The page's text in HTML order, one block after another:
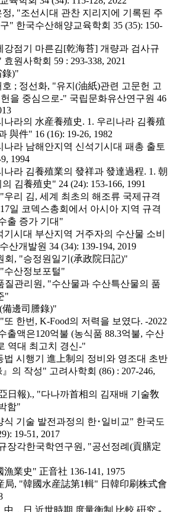
정, "조선시대 관찬 지리지에 기록된 주
" 한국수산해양교육학회 35 (35): 150-
강점기 마른김[乾海苔] 개량과 검사규
원사학회 59 : 293-338, 2021
錄)"
호 ; 정선화, "유지(油紙)관련 고문헌 고
을 중심으로-" 국립문화유산연구원 46
나라의 水産養殖史. 1. 우리나라 김養殖
與件" 16 (16): 19-26, 1982
나라 남해안지역 신석기시대 패총 출토
1994
나라 김養殖業의 發祥과 發達過程. 1. 朝
김養殖史" 24 (24): 153-166, 1991
우리 김, 세계 최초의 해조류 국제규격
일 코덱스총회에서 아시아 지역 규격
출 증가 기대"
기시대 부산지역 거주자의 수산물 소비
산개발원 34 (34): 139-194, 2019
회, "승정원일기(承政院日記)"
수산정보포털"
질관리원, "수산물과 수산특산물의 품
"
備邊司謄錄)"
또 한번, K-Food의 저력을 보였다. -2022
출액은120억불 (농식품 88.3억불, 수산
역대 최고치 경신-"
법 시행기 進上制의 정비와 영조대 초반
』의 작성" 고려사학회 (86) : 207-246,
日報)., "다나까首相의 김재배 기술敎
함"
식 기술 발전과정의 한･일비교" 한국도
19-51, 2017
장각한국학연구원, "공선정례(貢膳定
漁業史" 正音社 136-141, 1975
局, "韓國水産誌第1輯" 日韓印刷株式會
中 ․ 日 近世時期 度量衡制 比較 硏究 -